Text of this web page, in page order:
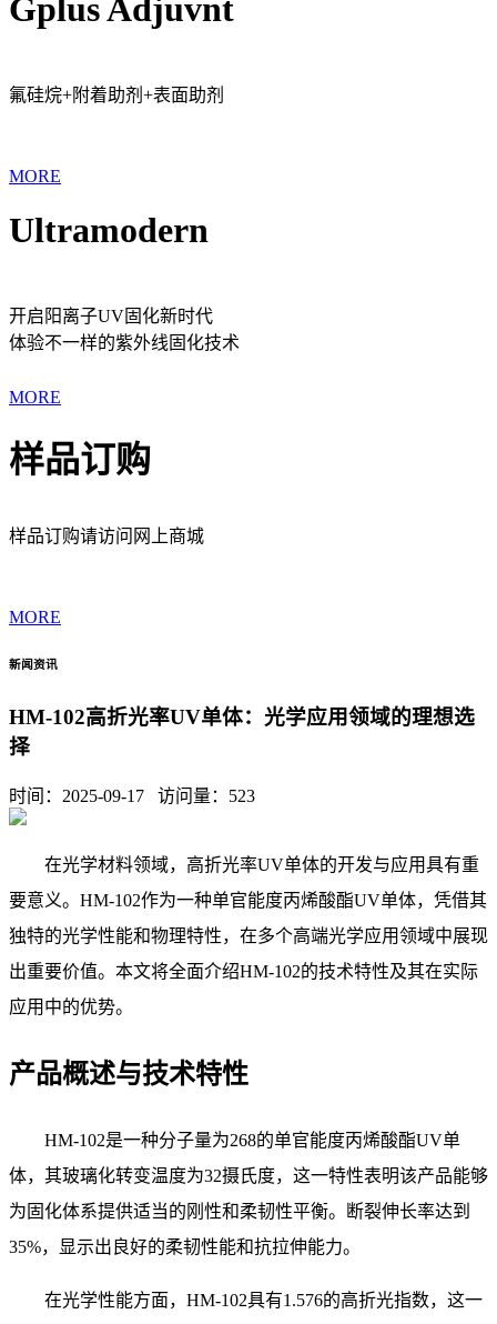
Gplus Adjuvnt
氟硅烷+附着助剂+表面助剂
MORE
Ultramodern
开启阳离子UV固化新时代
体验不一样的紫外线固化技术
MORE
样品订购
样品订购请访问网上商城
MORE
新闻资讯
HM-102高折光率UV单体：光学应用领域的理想选
择
时间：2025-09-17 访问量： 523
在光学材料领域，高折光率UV单体的开发与应用具有重
要意义。HM-102作为一种单官能度丙烯酸酯UV单体，凭借其
独特的光学性能和物理特性，在多个高端光学应用领域中展现
出重要价值。本文将全面介绍HM-102的技术特性及其在实际
应用中的优势。
产品概述与技术特性
HM-102是一种分子量为268的单官能度丙烯酸酯UV单
体，其玻璃化转变温度为32摄氏度，这一特性表明该产品能够
为固化体系提供适当的刚性和柔韧性平衡。断裂伸长率达到
35%，显示出良好的柔韧性能和抗拉伸能力。
在光学性能方面， HM-102具有1.576的高折光指数，这一